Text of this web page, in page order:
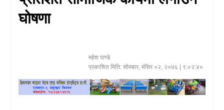
बजार
प्रवास/
घोषणा
महेश पाण्डे
प्रकाशित मिति: सोमबार, मंसिर ०२, २०७६ | ९:०२:४०